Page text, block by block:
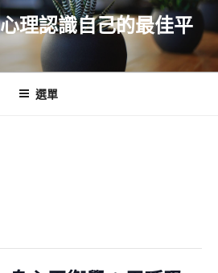
理認識自己的最佳平
選單